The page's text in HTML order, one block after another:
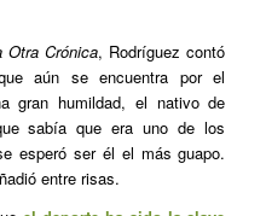
Otra Crónica, Rodríguez contó
aún se encuentra por el
gran humildad, el nativo de
sabía que era uno de los
esperó ser él el más guapo.
entre risas.